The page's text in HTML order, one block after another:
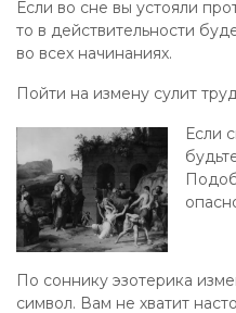
Если во сне вы устояли
то в действительности
во всех начинаниях.
Пойти на измену сулит
Если
По соннику эзотерика
символ. Вам не хватит